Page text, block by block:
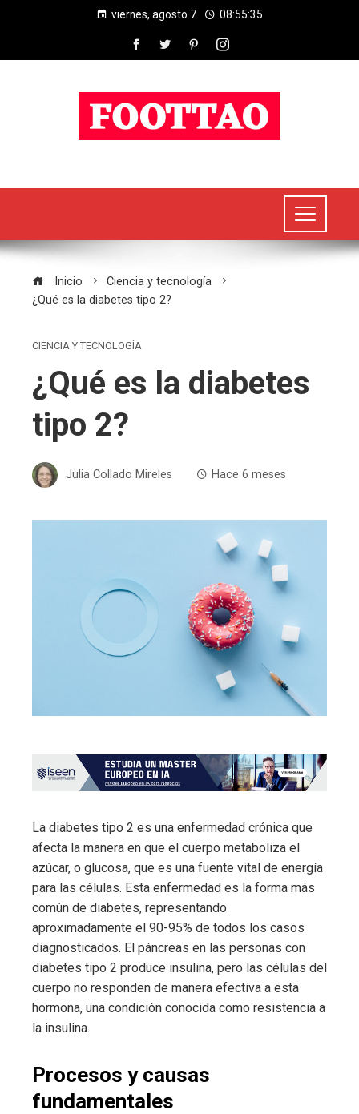
viernes, agosto 7 08:55:36
Inicio
Ciencia y tecnología
¿Qué es la diabetes tipo 2?
CIENCIA Y TECNOLOGÍA
¿Qué es la diabetes
tipo 2?
Julia Collado Mireles Hace 6 meses
La diabetes tipo 2 es una enfermedad crónica que
afecta la manera en que el cuerpo metaboliza el
azúcar, o glucosa, que es una fuente vital de energía
para las células. Esta enfermedad es la forma más
común de diabetes, representando
aproximadamente el 90-95% de todos los casos
diagnosticados. El páncreas en las personas con
diabetes tipo 2 produce insulina, pero las células del
cuerpo no responden de manera efectiva a esta
hormona, una condición conocida como resistencia a
la insulina.
Procesos y causas
fundamentales